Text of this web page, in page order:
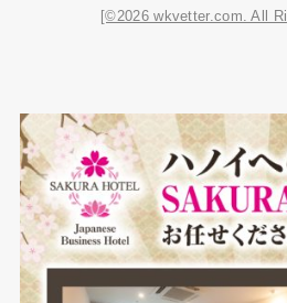
[©2026 wkvetter.com. All